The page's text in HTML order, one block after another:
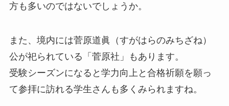
方も多いのではないでしょうか。
また、境内には菅原道眞（すがはらのみちざね）
公が祀られている「菅原社」もあります。
受験シーズンになると学力向上と合格祈願を願っ
て参拝に訪れる学生さんも多くみられますね。